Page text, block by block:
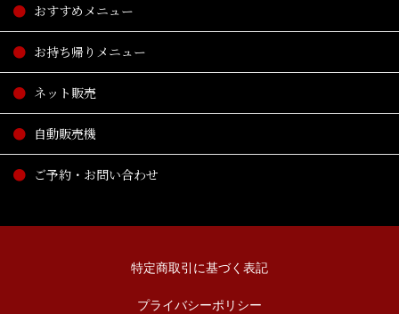
おすすめメニュー
お持ち帰りメニュー
ネット販売
自動販売機
ご予約・お問い合わせ
特定商取引に基づく表記
プライバシーポリシー